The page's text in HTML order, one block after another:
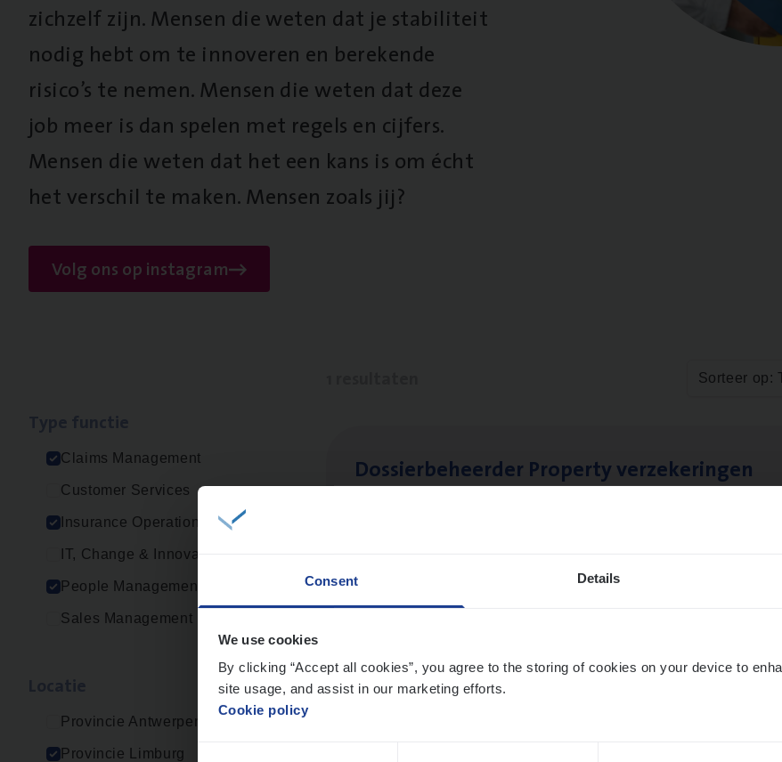
Consent Details
We use cookies
By clicking “Accept all cookies”, you agree to the storing of cookies on your device to
site usage, and assist in our marketing efforts.
Cookie policy
zichzelf zijn. Mensen die weten dat je stabiliteit
nodig hebt om te innoveren en berekende
risico’s te nemen. Mensen die weten dat deze
job meer is dan spelen met regels en cijfers.
Mensen die weten dat het een kans is om écht
het verschil te maken. Mensen zoals jij?
Volg ons op instagram
Claims Management
Customer Services
Insurance Operations
IT, Change & Innovation
People Management
Sales Management
Provincie Antwerpen
Provincie Limburg
Sorteer op:
Dos­sier­be­heer­der Pro­per­ty verzekeringen